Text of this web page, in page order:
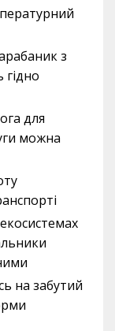
з
для
можна
на забутий